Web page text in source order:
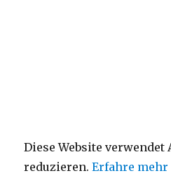
Diese Website verwendet
reduzieren.Erfahre mehr